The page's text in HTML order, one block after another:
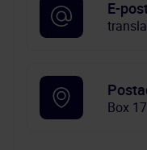
E-
Box